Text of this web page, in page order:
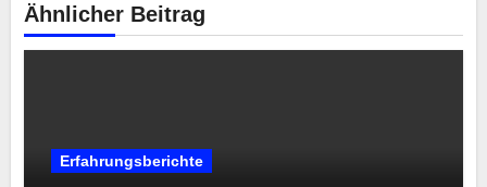
Ähnlicher Beitrag
Erfahrungsberichte